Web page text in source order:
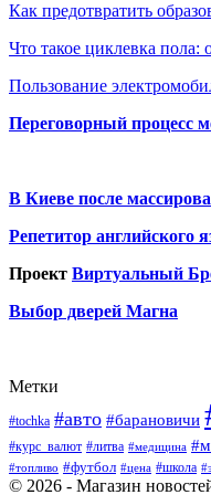
Как предотвратить
Что такое циклевка
Пользование
Переговорный процесс
В Киеве после
Репетитор английского
Проект Виртуальный
Выбор дверей Магна
Метки
#tochka #авто #барановичи
#курс_валют #литва #медицина
#топливо #футбол #цена #школа
© 2026 - Магазин